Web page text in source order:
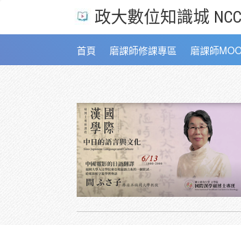
政大數位知識城
首頁 磨課師修課專區 磨課師